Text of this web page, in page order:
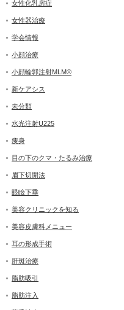
女性化乳房症
女性器治療
学会情報
小顔治療
小顔輪郭注射MLM®
新ケアシス
未分類
水光注射U225
痩身
目の下のクマ・たるみ治療
眉下切開法
眼瞼下垂
美容クリニックを知る
美容皮膚科メニュー
耳の形成手術
肝斑治療
脂肪吸引
脂肪注入